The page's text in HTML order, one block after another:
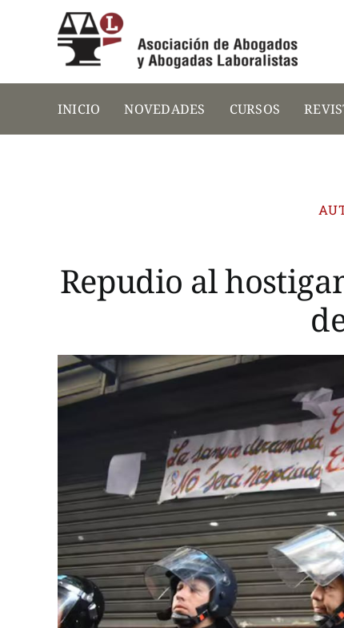
INICIO NOVEDADES CURSOS
Repudio al